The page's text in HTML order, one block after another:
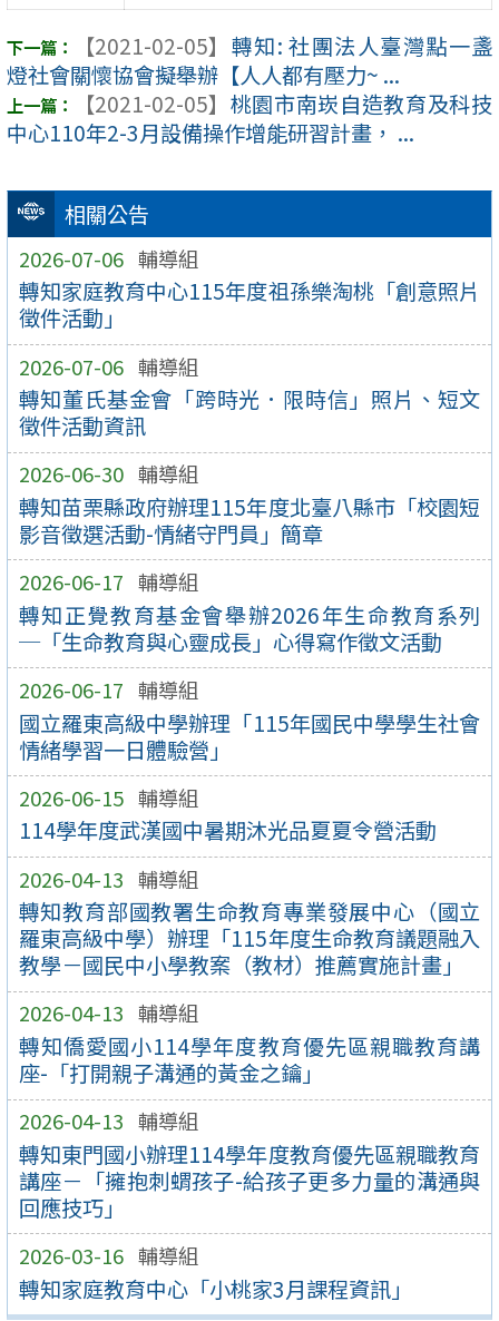
相關公告
2026-07-06 輔導組
轉知家庭教育中心115年度祖孫樂淘桃「創意照片
徵件活動」
2026-07-06 輔導組
轉知董氏基金會「跨時光．限時信」照片、短文
徵件活動資訊
2026-06-30 輔導組
轉知苗栗縣政府辦理115年度北臺八縣市「校園短
影音徵選活動-情緒守門員」簡章
2026-06-17 輔導組
轉知正覺教育基金會舉辦2026年生命教育系列
─「生命教育與心靈成長」心得寫作徵文活動
2026-06-17 輔導組
國立羅東高級中學辦理「115年國民中學學生社會
情緒學習一日體驗營」
2026-06-15 輔導組
114學年度武漢國中暑期沐光品夏夏令營活動
2026-04-13 輔導組
轉知教育部國教署生命教育專業發展中心（國立
羅東高級中學）辦理「115年度生命教育議題融入
教學－國民中小學教案（教材）推薦實施計畫」
2026-04-13 輔導組
轉知僑愛國小114學年度教育優先區親職教育講
座-「打開親子溝通的黃金之鑰」
2026-04-13 輔導組
轉知東門國小辦理114學年度教育優先區親職教育
講座－「擁抱刺蝟孩子-給孩子更多力量的溝通與
回應技巧」
2026-03-16 輔導組
轉知家庭教育中心「小桃家3月課程資訊」
【2021-02-05】 轉知: 社團法人臺灣點一盞
燈社會關懷協會擬舉辦【人人都有壓力~ ...
【2021-02-05】 桃園市南崁自造教育及科技
中心110年2-3月設備操作增能研習計畫， ...